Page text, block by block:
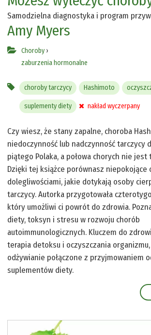
Samodzielna diagnostyka i program
Amy Myers
Choroby ›
zaburzenia hormonalne
choroby tarczycy Hashimoto
suplementy diety nakład wyczerpany
Czy wiesz, że stany zapalne, choroba
niedoczynność lub nadczynność tarczycy
piątego Polaka, a połowa chorych nie jest
Dzięki tej książce porównasz niepokojące
dolegliwościami, jakie dotykają osoby
tarczycy. Autorka przygotowała
który umożliwi ci powrót do zdrowia.
diety, toksyn i stresu w rozwoju chorób
autoimmunologicznych. Kluczem do
terapia detoksu i oczyszczania
odżywianie połączone z przyjmowaniem
suplementów diety.